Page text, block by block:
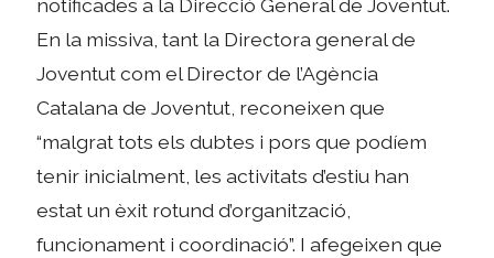
notificades a la Direcció General de Joventut.
En la missiva, tant la Directora general de
Joventut com el Director de l’Agència
Catalana de Joventut, reconeixen que
“malgrat tots els dubtes i pors que podíem
tenir inicialment, les activitats d’estiu han
estat un èxit rotund d’organització,
funcionament i coordinació”. I afegeixen que